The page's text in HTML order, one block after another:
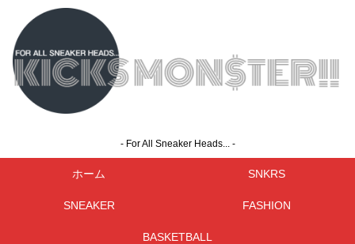
- For All Sneaker Heads... -
ホーム SNKRS
SNEAKER FASHION
BASKETBALL